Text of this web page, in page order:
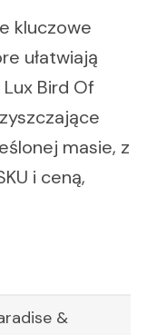
kluczowe
ułatwiają
Bird Of
masie, z
i ceną,
&